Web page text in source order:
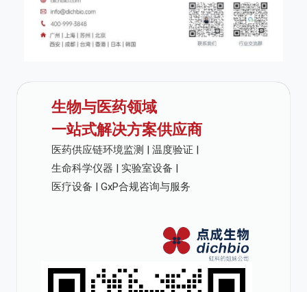
生物与医药领域
一站式解决方案供应商
医药供应链环境监测 | 温度验证 |
生命科学仪器 | 实验室设备 |
医疗设备 | GxP合规咨询与服务